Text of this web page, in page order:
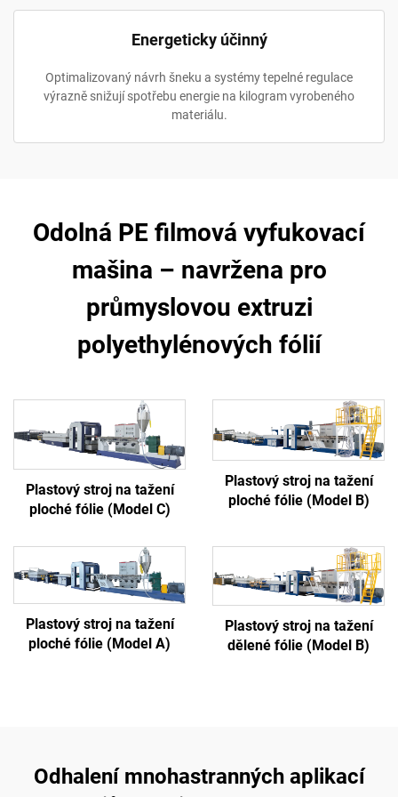
Energeticky účinný
Optimalizovaný návrh šneku a systémy tepelné regulace
výrazně snižují spotřebu energie na kilogram vyrobeného
materiálu.
Odolná PE filmová vyfukovací
mašina – navržena pro
průmyslovou extruzi
polyethylénových fólií
Plastový stroj na tažení
ploché fólie (Model C)
Plastový stroj na tažení
ploché fólie (Model B)
Plastový stroj na tažení
ploché fólie (Model A)
Plastový stroj na tažení
dělené fólie (Model B)
Odhalení mnohastranných aplikací